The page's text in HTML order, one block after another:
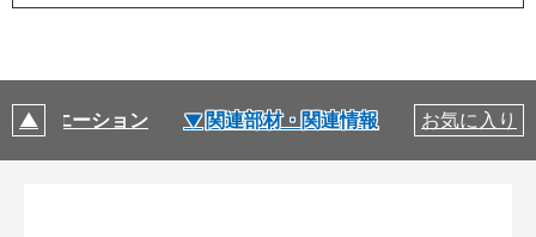
バリエーション 関連部材・関連情報 お気に入り